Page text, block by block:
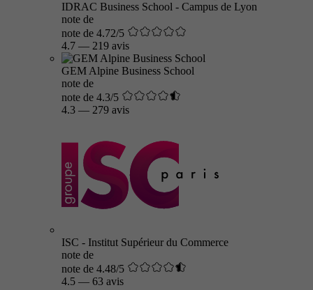
IDRAC Business School - Campus de Lyon
note de
note de 4.72/5
4.7 — 219 avis
GEM Alpine Business School
note de
note de 4.3/5
4.3 — 279 avis
ISC - Institut Supérieur du Commerce
note de
note de 4.48/5
4.5 — 63 avis